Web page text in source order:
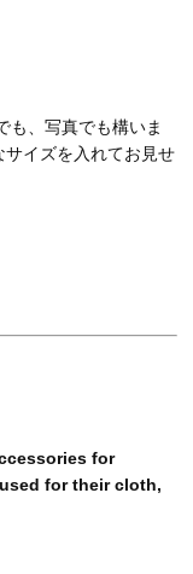
、写真でも構いま
イズを入れてお見せ
for
for their cloth,